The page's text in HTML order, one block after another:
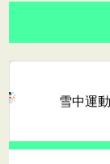
雪中運